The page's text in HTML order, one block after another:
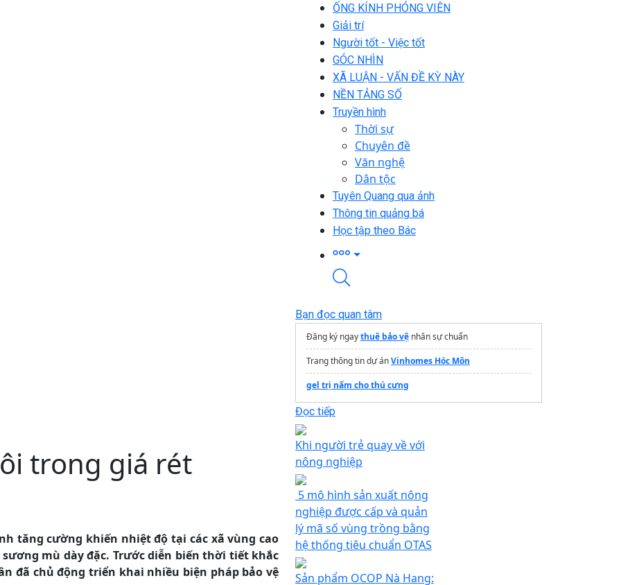
ỐNG KÍNH PHÓNG VIÊN
Giải trí
Người tốt - Việc tốt
GÓC NHÌN
XÃ LUẬN - VẤN ĐỀ KỲ NÀY
NỀN TẢNG SỐ
Truyền hình
Thời sự
Chuyên đề
Văn nghệ
Dân tộc
Tuyên Quang qua ảnh
Thông tin quảng bá
Học tập theo Bác
trong giá rét
tăng cường khiến nhiệt độ tại các xã vùng cao
mù dày đặc. Trước diễn biến thời tiết khắc
đã chủ động triển khai nhiều biện pháp bảo vệ
Bạn đọc quan tâm
Đăng ký ngaythuê bảo vệ nhân sự chuẩn
Trang thông tin dự ánVinhomes Hóc Môn
gel trị nấm cho thú cưng
Đọc tiếp
Khi người trẻ quay về với
nông nghiệp
5 mô hình sản xuất nông
nghiệp được cấp và quản
lý mã số vùng trồng bằng
hệ thống tiêu chuẩn OTAS
Sản phẩm OCOP Nà Hang: